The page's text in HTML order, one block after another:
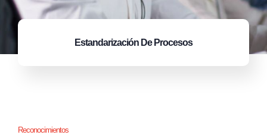
Estandarización De Procesos
Reconocimientos